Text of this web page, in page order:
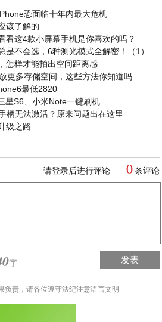
恐面临十年内最大危机
该了解的
看这4款小屏幕手机是你喜欢的吗？
是不会选，6种测光模式全解密！（1）
怎样才能拍出空间距离感
更多存储空间，这些方法你知道吗
最低2820
星S6、小米Note一键刷机
柄无法激活？原来问题出在这里
级之路
请登录后进行评论 0 条评论
字 发表
负责，请各位遵守法纪注意语言文明